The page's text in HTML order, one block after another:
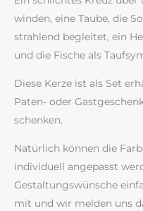
winden, eine Taube, die
strahlend begleitet, ein
und die Fische als
Diese Kerze ist als Set
Paten- oder
schenken.
Natürlich können die
individuell angepasst
Gestaltungswünsche
mit und wir melden uns